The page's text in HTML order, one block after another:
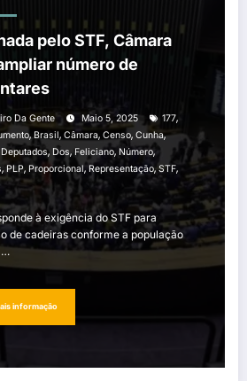
pelo STF, Câmara
número de
Da Gente Maio 5, 2025 177,
,Brasil, Câmara, Censo, Cunha,
Deputados, Dos,Feliciano, Número,
, PLP, Proporcional,Representação,STF,
à exigência do STF para
de cadeiras conforme a população
informação